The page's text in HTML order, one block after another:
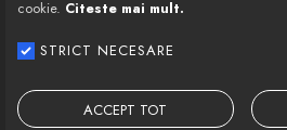
cookie. Citeste mai mult.
STRICT NECESARE
ACCEPT TOT
Email: contact@bestautovest.ro
SRL CUI:
J02/1129/2013